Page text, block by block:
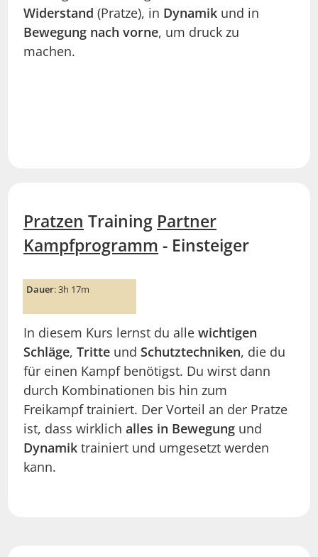
Widerstand (Pratze), in Dynamik und in
Bewegung nach vorne, um druck zu
machen.
Pratzen Training Partner
Kampfprogramm - Einsteiger
Dauer: 3h 17m
In diesem Kurs lernst du alle wichtigen
Schläge, Tritte und Schutztechniken, die du
für einen Kampf benötigst. Du wirst dann
durch Kombinationen bis hin zum
Freikampf trainiert. Der Vorteil an der Pratze
ist, dass wirklich alles in Bewegung und
Dynamik trainiert und umgesetzt werden
kann.